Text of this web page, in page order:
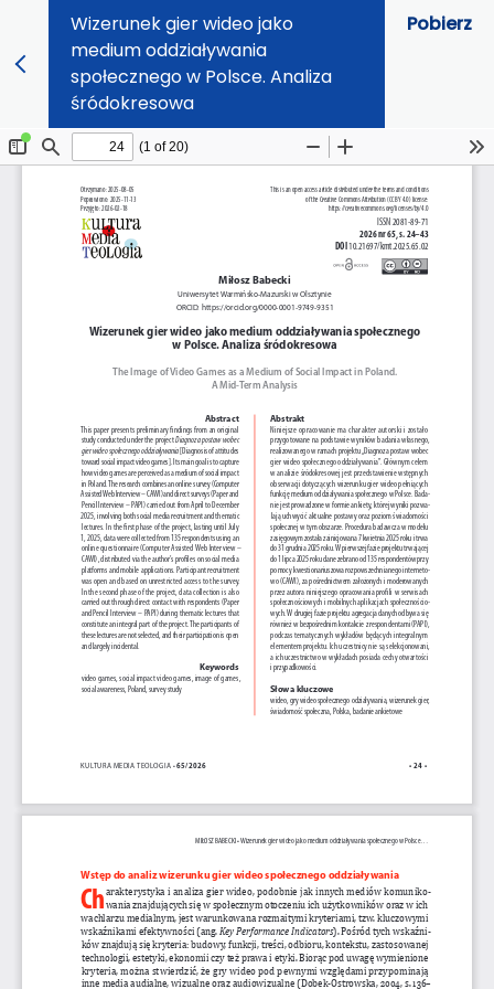
Wizerunek gier wideo jako
medium oddziaływania
społecznego w Polsce. Analiza
śródokresowa
Pobierz